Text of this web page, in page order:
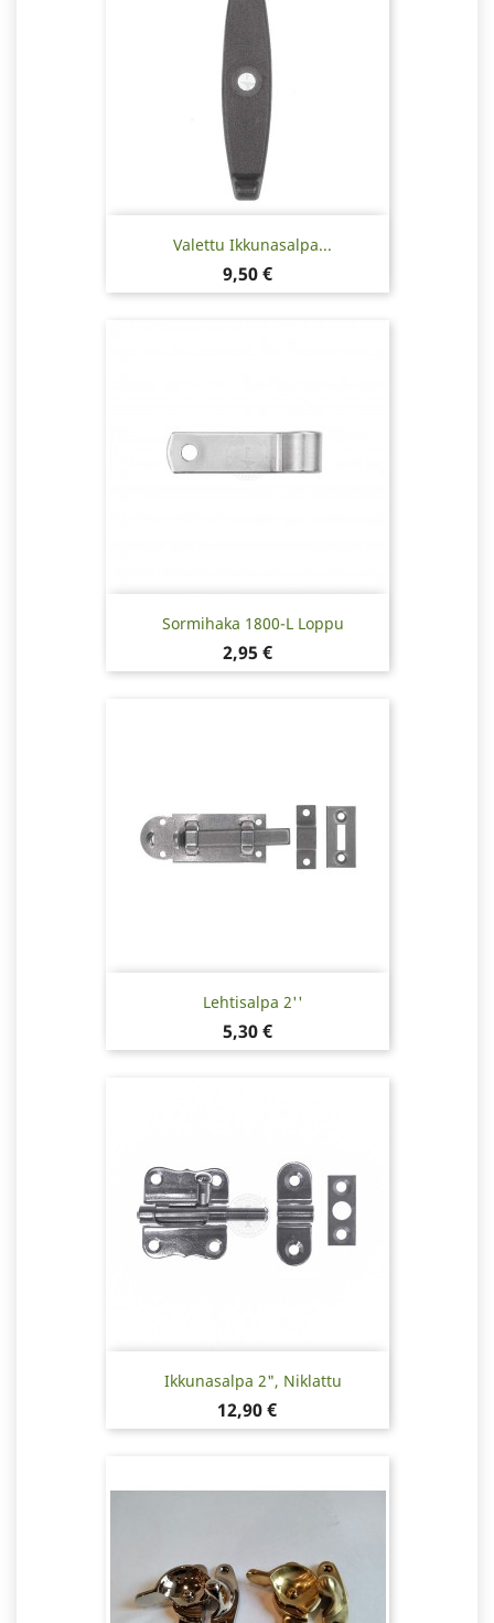
Valettu Ikkunasalpa...
Hinta
9,50 €
Sormihaka 1800-L Loppu
Hinta
2,95 €
Lehtisalpa 2''
Hinta
5,30 €
Ikkunasalpa 2", Niklattu
Hinta
12,90 €